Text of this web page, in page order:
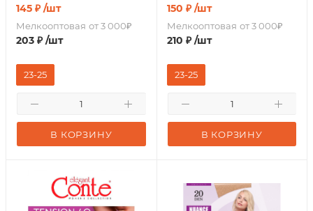
145 ₽ /шт
Мелкооптовая от 3 000₽
203 ₽ /шт
В КОРЗИНУ
23-25
150 ₽ /шт
Мелкооптовая от 3 000₽
210 ₽ /шт
В КОРЗИНУ
23-25